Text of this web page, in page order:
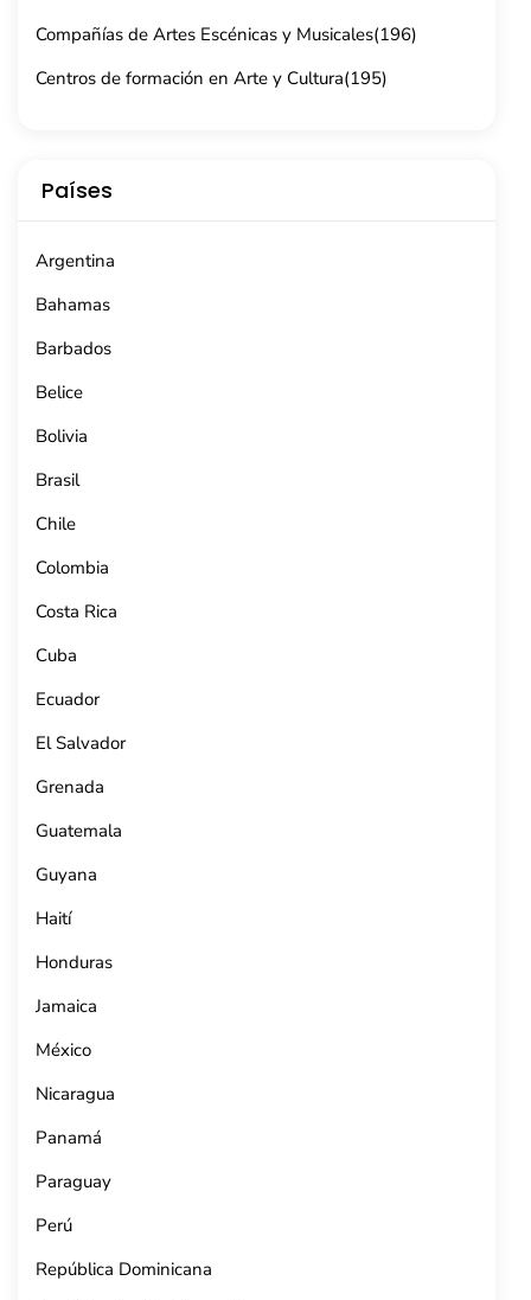
Compañías de Artes Escénicas y Musicales(196)
Centros de formación en Arte y Cultura(195)
Países
Argentina
Bahamas
Barbados
Belice
Bolivia
Brasil
Chile
Colombia
Costa Rica
Cuba
Ecuador
El Salvador
Grenada
Guatemala
Guyana
Haití
Honduras
Jamaica
México
Nicaragua
Panamá
Paraguay
Perú
República Dominicana